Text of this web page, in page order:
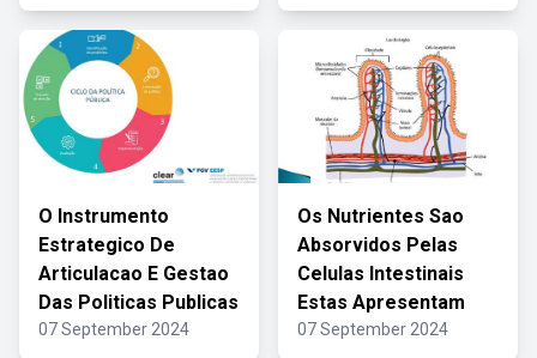
O Instrumento
Estrategico De
Articulacao E Gestao
Das Politicas Publicas
07 September 2024
Os Nutrientes Sao
Absorvidos Pelas
Celulas Intestinais
Estas Apresentam
07 September 2024